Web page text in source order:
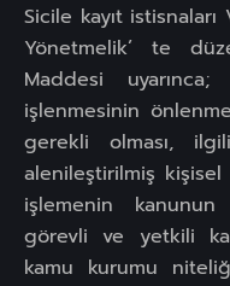
Sicile kayıt istisnaları
Yönetmelik’ te
Maddesi
işlenmesinin
gerekli olması,
alenileştirilmiş
işlemenin
görevli ve yetkili
kamu kurumu